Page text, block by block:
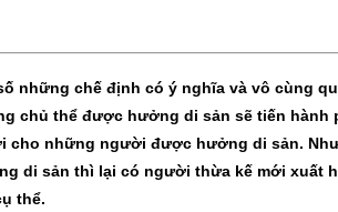
những chế định có ý nghĩa và vô cùng
chủ thể được hưởng di sản sẽ tiến hành
cho những người được hưởng di sản.
di sản thì lại có người thừa kế mới xuất
thể.